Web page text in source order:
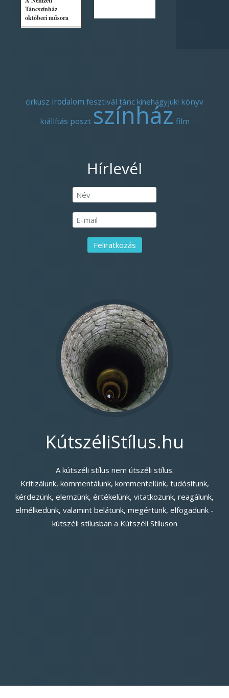
cirkusz irodalom fesztivál tánc kinehagyjuk! könyv
kiállítás poszt színház film
Hírlevél
KútszéliStílus.hu
A kútszéli stílus nem útszéli stílus.
Kritizálunk, kommentálunk, kommentelünk, tudósítunk,
kérdezünk, elemzünk, értékelünk, vitatkozunk, reagálunk,
elmélkedünk, valamint belátunk, megértünk, elfogadunk -
kútszéli stílusban a Kútszéli Stíluson